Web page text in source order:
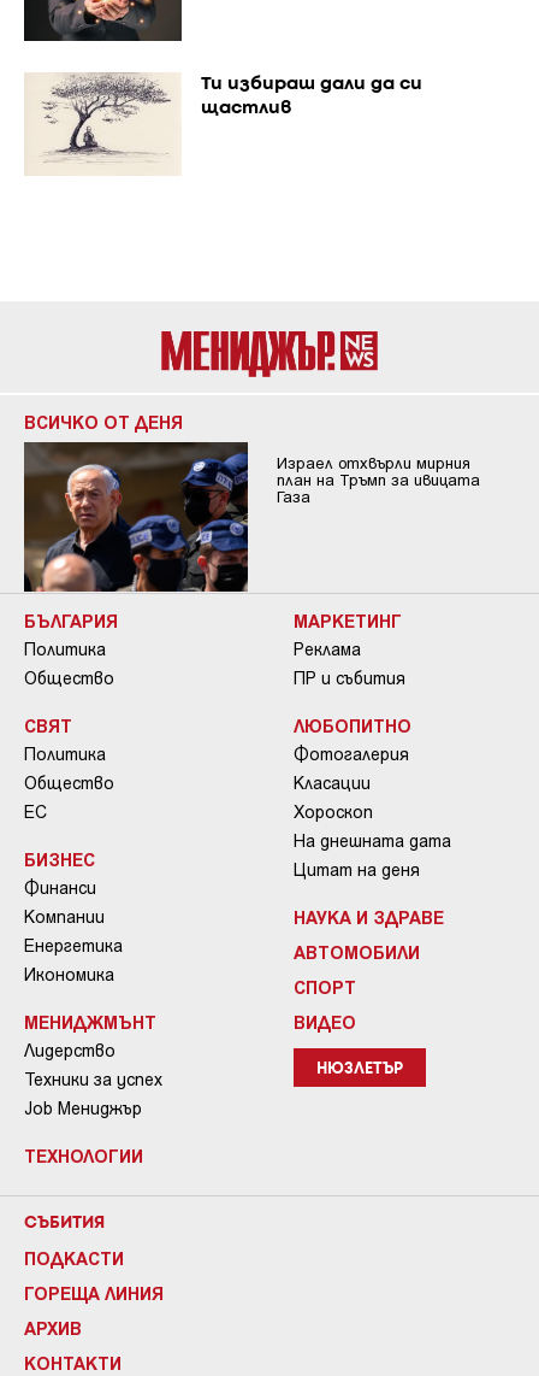
Ти избираш дали да си
щастлив
ВСИЧКО ОТ ДЕНЯ
Израел отхвърли мирния
план на Тръмп за ивицата
Газа
БЪЛГАРИЯ
Политика
Общество
СВЯТ
Политика
Общество
ЕС
БИЗНЕС
Финанси
Компании
Енергетика
Икономика
МЕНИДЖМЪНТ
Лидерство
Техники за успех
Job Мениджър
ТЕХНОЛОГИИ
МАРКЕТИНГ
Реклама
ПР и събития
ЛЮБОПИТНО
Фотогалерия
Класации
Хороскоп
На днешната дата
Цитат на деня
НАУКА И ЗДРАВЕ
АВТОМОБИЛИ
СПОРТ
ВИДЕО
НЮЗЛЕТЪР
СЪБИТИЯ
ПОДКАСТИ
ГОРЕЩА ЛИНИЯ
АРХИВ
КОНТАКТИ